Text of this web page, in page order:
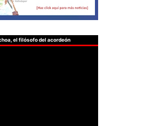
el filósofo del acordeón